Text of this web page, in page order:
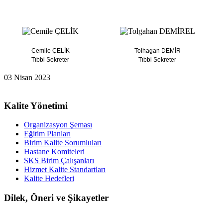
Cemile ÇELİK
Tıbbi Sekreter
Tolhagan DEMİR
Tıbbi Sekreter
03 Nisan 2023
Kalite Yönetimi
Organizasyon Şeması
Eğitim Planları
Birim Kalite Sorumluları
Hastane Komiteleri
SKS Birim Çalışanları
Hizmet Kalite Standartları
Kalite Hedefleri
Dilek, Öneri ve Şikayetler